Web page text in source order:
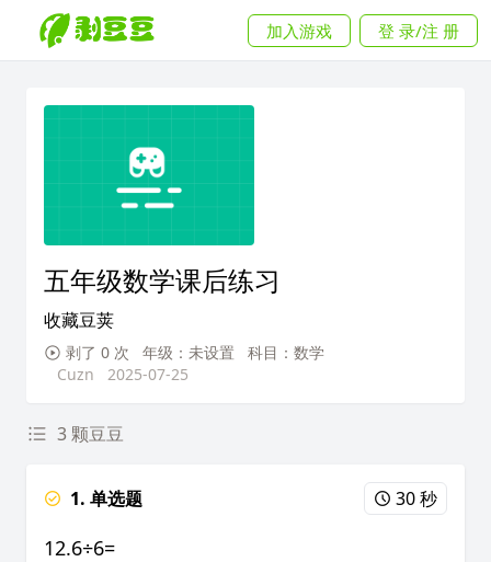
加入游戏 登 录/注 册
五年级数学课后练习
收藏豆荚
剥了 0 次 年级：未设置
科目：数学
Cuzn
2025-07-25
3 颗豆豆
1. 单选题 30 秒
12.6÷6=